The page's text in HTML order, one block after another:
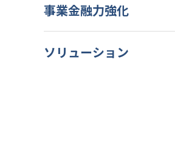
事業金融力強化
ソリューション